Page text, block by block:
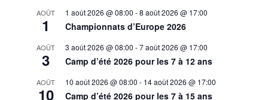
AOÛT
1
1 août 2026 @ 08:00 -8 août 2026 @ 17:00
Championnats d’Europe 2026
AOÛT
3
3 août 2026 @ 08:00 -7 août 2026 @ 17:00
Camp d’été 2026 pour les 7 à 12 ans
AOÛT
10
10 août 2026 @ 08:00 - 14 août 2026 @ 17:00
Camp d’été 2026 pour les 7 à 15 ans